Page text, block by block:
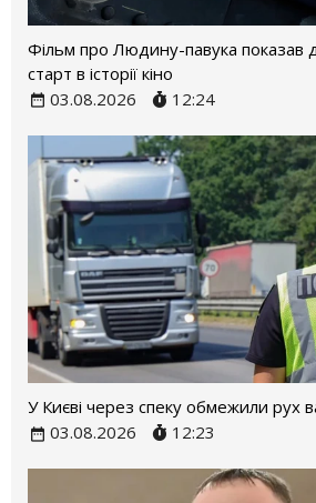
Фільм про Людину-павука показав
старт в історії кіно
03.08.2026
12:24
У Києві через спеку обмежили рух
03.08.2026
12:23